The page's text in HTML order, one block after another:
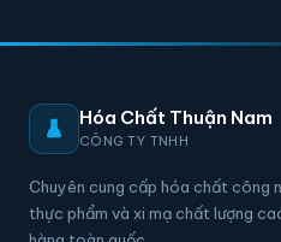
Hóa Chất Thuận Nam
CÔNG TY TNHH
Chuyên cung cấp hóa chất công
thực phẩm và xi mạ chất lượng